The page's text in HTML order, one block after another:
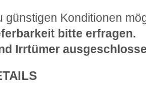
günstigen Konditionen
bitte erfragen.
Irrtümer